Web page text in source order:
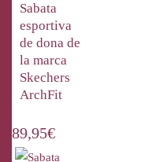
Sabata
esportiva
de dona de
la marca
Skechers
ArchFit
89,95€